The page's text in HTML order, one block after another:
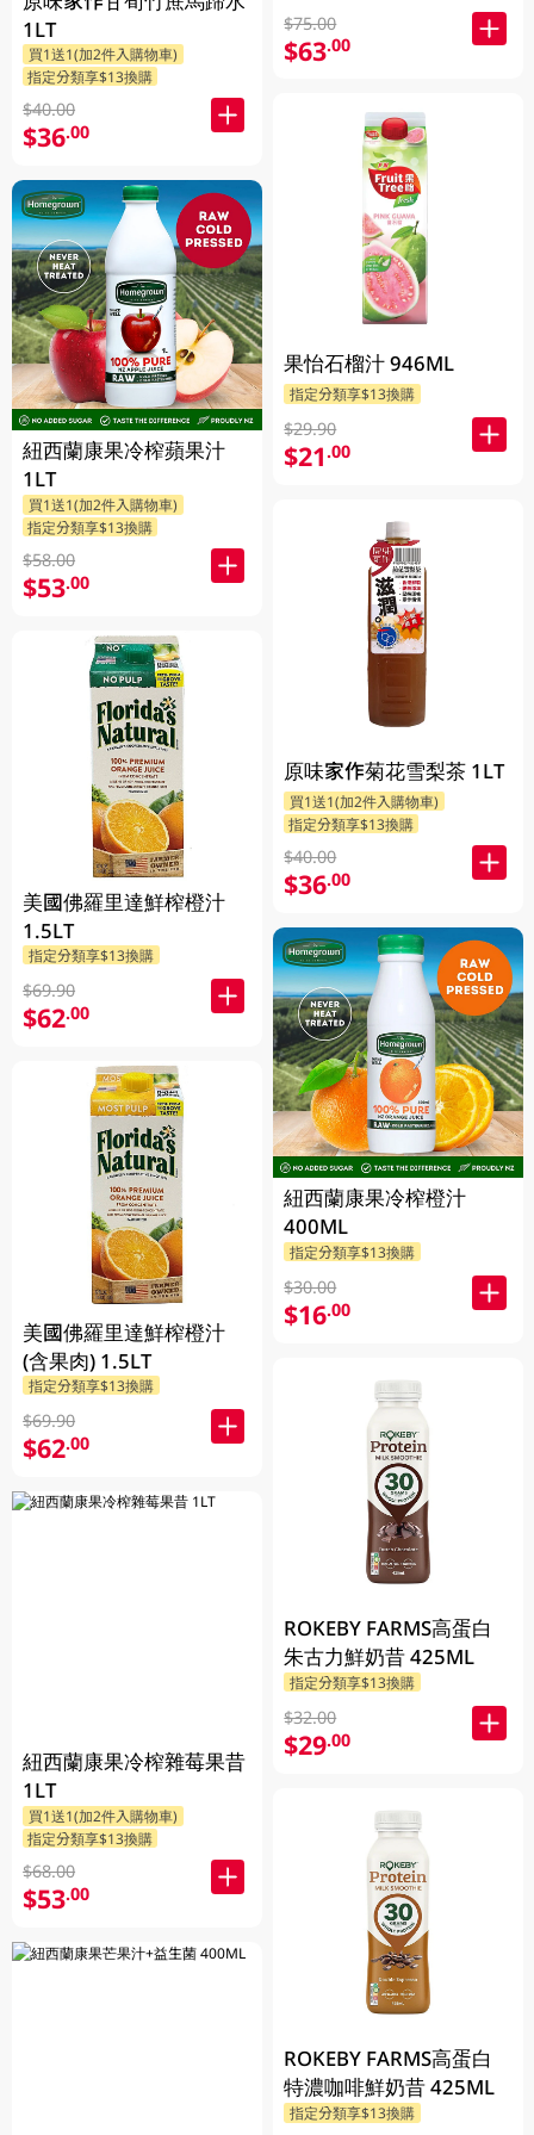
1LT
買1送1(加2件入購物車)
指定分類享$13換購
$40.00
$36.00
紐西蘭康果冷榨蘋果汁
1LT
買1送1(加2件入購物車)
指定分類享$13換購
$58.00
$53.00
美國佛羅里達鮮榨橙汁
1.5LT
指定分類享$13換購
$69.90
$62.00
美國佛羅里達鮮榨橙汁
(含果肉) 1.5LT
指定分類享$13換購
$69.90
$62.00
紐西蘭康果冷榨雜莓果昔
1LT
買1送1(加2件入購物車)
指定分類享$13換購
$68.00
$53.00
$75.00
$63.00
果怡石榴汁 946ML
指定分類享$13換購
$29.90
$21.00
原味家作菊花雪梨茶 1LT
買1送1(加2件入購物車)
指定分類享$13換購
$40.00
$36.00
紐西蘭康果冷榨橙汁
400ML
指定分類享$13換購
$30.00
$16.00
ROKEBY FARMS高蛋白
朱古力鮮奶昔 425ML
指定分類享$13換購
$32.00
$29.00
ROKEBY FARMS高蛋白
特濃咖啡鮮奶昔 425ML
指定分類享$13換購